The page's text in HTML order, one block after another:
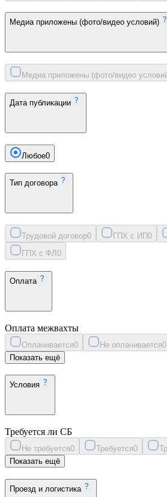
Медиа приложены (фото/видео условий)
Медиа приложены (фото/видео
Дата публикации
Любое0
Тип договора
Трудовой договор0 ГПХ с ИП0
ГПХ с ФЛ 0
Оплата
Оплата межвахты
Оплачивается0 Не оплачивается0
Показать ещё
Условия
Требуется ли СБ
Не требуется0 Требуется0
Показать ещё
Проезд и логистика